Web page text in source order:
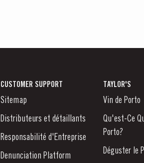
CUSTOMER SUPPORT
Sitemap
Distributeurs et détaillants
Responsabilité d'Entreprise
Denunciation Platform
TAYLOR'S
Vin de Porto
Qu'est-Ce
Porto?
Déguster le